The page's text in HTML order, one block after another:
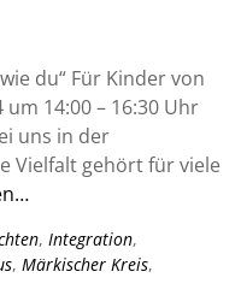
du“ Für Kinder von
14:00 – 16:30 Uhr
uns in der
Vielfalt gehört für viele
, Integration,
, Märkischer Kreis,